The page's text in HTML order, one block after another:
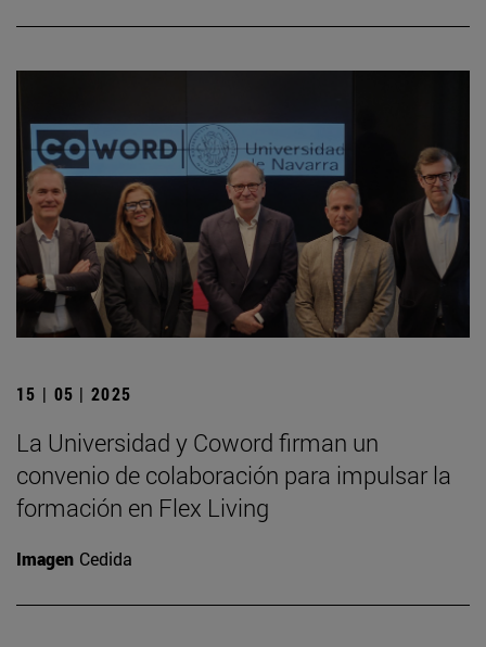
15 | 05 | 2025
La Universidad y Coword firman un
convenio de colaboración para impulsar la
formación en Flex Living
Imagen Cedida